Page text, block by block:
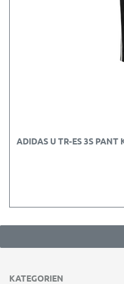
ADIDAS U TR-ES 3S PANT
KATEGORIEN